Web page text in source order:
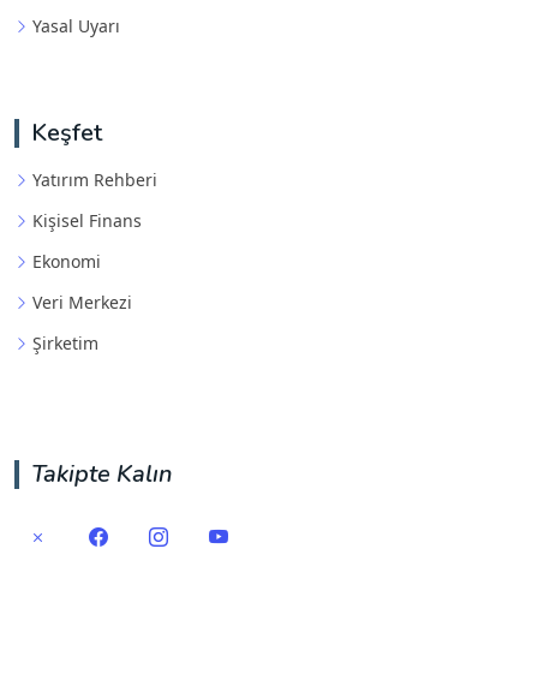
Yasal Uyarı
Keşfet
Yatırım Rehberi
Kişisel Finans
Ekonomi
Veri Merkezi
Şirketim
Takipte Kalın